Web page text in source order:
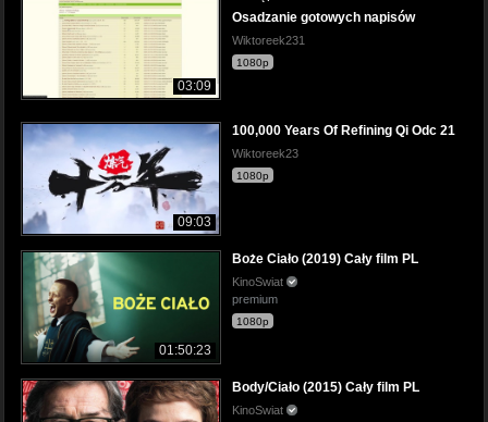
03:09
Osadzanie gotowych napisów
Wiktoreek231
1080p
09:03
100,000 Years Of Refining Qi Odc 21
Wiktoreek23
1080p
01:50:23
Boże Ciało (2019) Cały film PL
KinoSwiat
premium
1080p
Body/Ciało (2015) Cały film PL
KinoSwiat